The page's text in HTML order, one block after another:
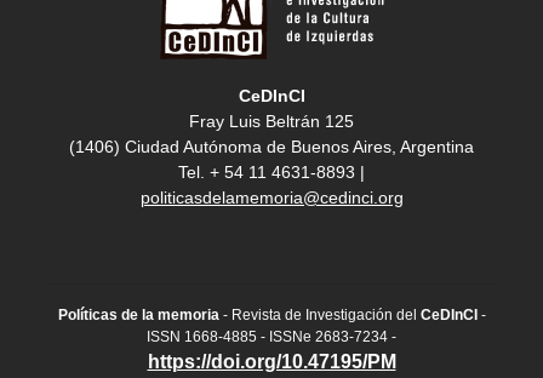
CeDInCI
Fray Luis Beltrán 125
(1406) Ciudad Autónoma de Buenos Aires, Argentina
Tel. + 54 11 4631-8893 |
politicasdelamemoria@cedinci.org
Políticas de la memoria- Revista de Investigación del CeDInCI -
ISSN 1668-4885 - ISSNe 2683-7234 -
https://doi.org/10.47195/PM